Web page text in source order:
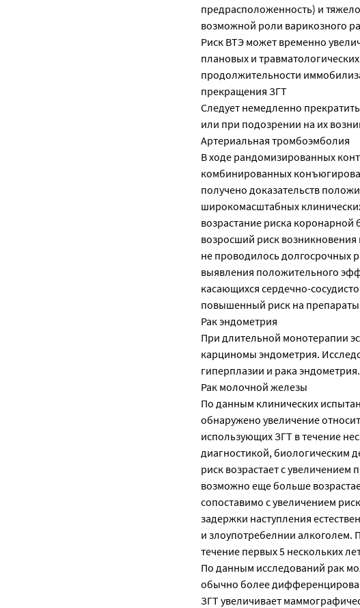
предрасположенность) и
возможной роли варикозного
Риск ВТЭ может временно
плановых и
продолжительности
прекращения ЗГТ
Следует немедленно
или при подозрении на их
Артериальная тромбоэмболия
В ходе рандомизированных
комбинированных
получено доказательств
широкомасштабных
возрастание риска
возросший риск
не проводилось долгосрочных
выявления положительного
касающихся сердечно-
повышенный риск на препараты
Рак эндометрия
При длительной монотерапии
карциномы эндометрия.
гиперплазии и рака эндометрия.
Рак молочной железы
По данным клинических
обнаружено увеличение
использующих ЗГТ в течение
диагностикой, биологическим
риск возрастает с
возможно еще больше
сопоставимо с увеличением
задержки наступления
и злоупотребелнии алкоголем.
течение первых 5 нескольких
По данным исследований рак
обычно более
ЗГТ увеличивает